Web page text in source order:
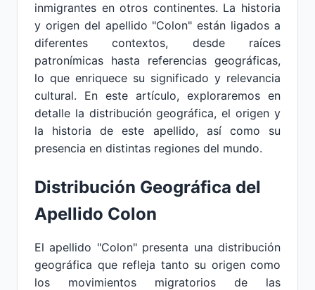
inmigrantes en otros continentes. La historia
y origen del apellido "Colon" están ligados a
diferentes contextos, desde raíces
patronímicas hasta referencias geográficas,
lo que enriquece su significado y relevancia
cultural. En este artículo, exploraremos en
detalle la distribución geográfica, el origen y
la historia de este apellido, así como su
presencia en distintas regiones del mundo.
Distribución Geográfica del
Apellido Colon
El apellido "Colon" presenta una distribución
geográfica que refleja tanto su origen como
los movimientos migratorios de las